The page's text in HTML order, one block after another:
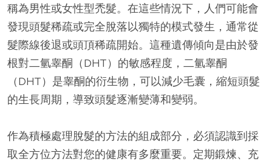
稱為男性或女性型禿髮。在這些情況下，人們可能會
發現頭髮稀疏或完全脫落以獨特的模式發生，通常從
髮際線後退或頭頂稀疏開始。這種遺傳傾向是由於發
根對二氫睾酮（DHT）的敏感程度，二氫睾酮
（DHT）是睾酮的衍生物，可以減少毛囊，縮短頭髮
的生長周期，導致頭髮逐漸變薄和變弱。
作為積極處理脫髮的方法的組成部分，必須認識到採
取全方位方法對您的健康有多麼重要。定期鍛煉、充